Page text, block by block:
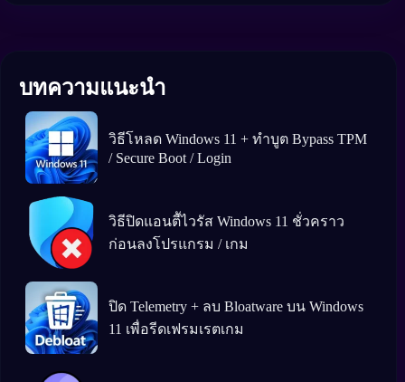
บทความแนะนำ
วิธีโหลด Windows 11 + ทำบูต Bypass TPM
/ Secure Boot / Login
วิธีปิดแอนตีัไวรัส Windows 11 ชั่วคราว
ก่อนลงโปรแกรม / เกม
ปิด Telemetry + ลบ Bloatware บน Windows
11 เพื่อรีดเฟรมเรตเกม